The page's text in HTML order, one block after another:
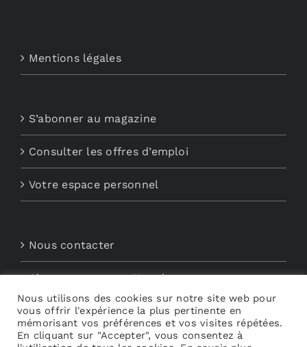
Mentions légales
S’abonner au magazine
Consulter les offres d’emploi
Votre espace personnel
Nous contacter
Abonnements aux Newsletters
Découvrez My Audio
Nous utilisons des cookies sur notre site web pour
vous offrir l'expérience la plus pertinente en
mémorisant vos préférences et vos visites répétées.
En cliquant sur "Accepter", vous consentez à